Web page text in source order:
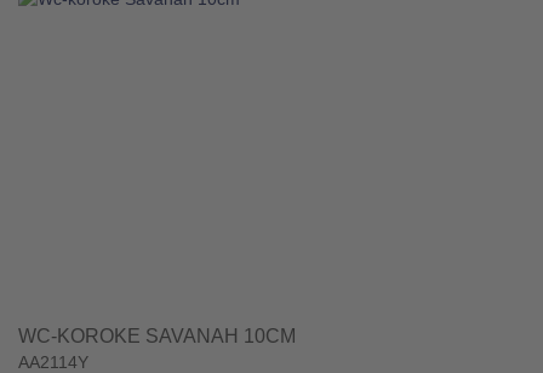
WC-KOROKE SAVANAH 10CM
AA2114Y